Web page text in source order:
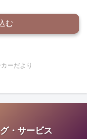
む
ーだより
・サービス